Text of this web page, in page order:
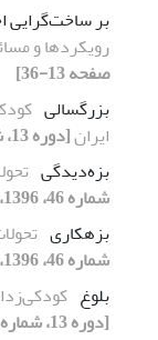
بر ساخت‌گرایی
رویکردها و
صفحه 13-36]
بزرگسالی
ایران[دوره 13، شماره 46، 1396، صفحه 37-70]
بزه‌دیدگی
شماره 46، 1396، صفحه 71-90]
بزهکاری
شماره 46، 1396، صفحه 71-90]
بلوغ
[دوره 13، شماره 46، 1396، صفحه 37-70]